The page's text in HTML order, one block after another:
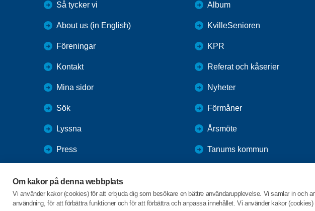
Om kakor på denna webbplats
Vi använder kakor (cookies) för att erbjuda dig som besökare en bättre användarupplevelse. Vi samlar in och
användning, för att förbättra funktioner och för att förbättra och anpassa innehållet. Vi använder kakor
Så tycker vi
About us (in English)
Föreningar
Kontakt
Mina sidor
Sök
Lyssna
Press
SPF Seniorernas intranät
Album
KvilleSenioren
KPR
Referat och kåserier
Nyheter
Förmåner
Årsmöte
Tanums kommun